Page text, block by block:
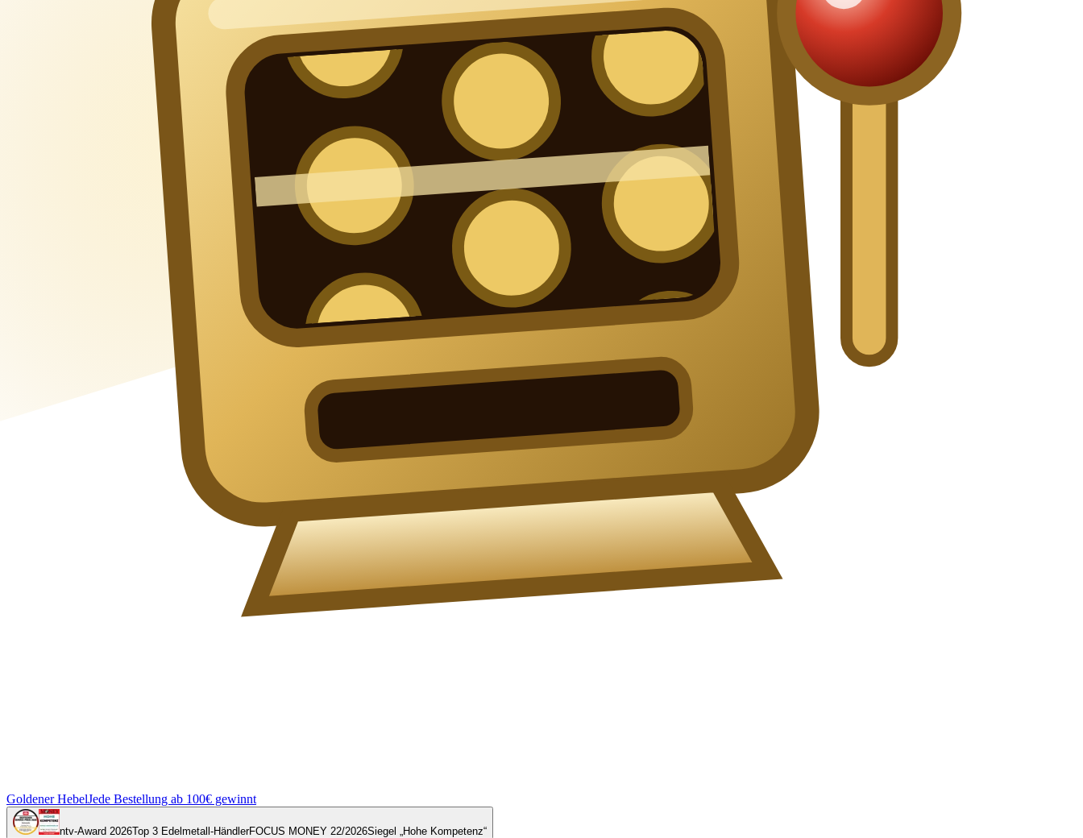
Goldener HebelJede Bestellung ab 100€ gewinnt
ntv-Award 2026Top 3 Edelmetall-HändlerFOCUS MONEY 22/2026Siegel „Hohe Kompetenz“